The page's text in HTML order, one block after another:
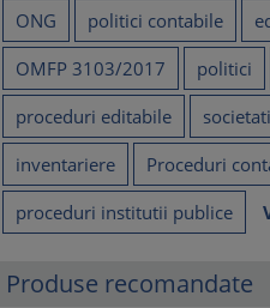
ONG
politici contabile
OMFP 3103/2017
politici
proceduri editabile
societati
inventariere
Proceduri
proceduri institutii publice
Produse recomandate